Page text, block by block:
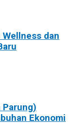
dan
Parung)
Ekonomi